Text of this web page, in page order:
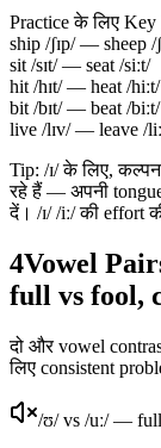
Practice के लिए Key
ship /ʃɪp/ — sheep /
sit /sɪt/ — seat /siːt/
hit /hɪt/ — heat /hiːt/
bit /bɪt/ — beat /biːt/
live /lɪv/ — leave /
Tip: /ɪ/ के लिए,
रहे हैं — अपनी
दें। /ɪ/ /iː/ की effort
4Vowel
full vs fool,
दो और vowel
लिए consistent
/ʊ/ vs /uː/ —